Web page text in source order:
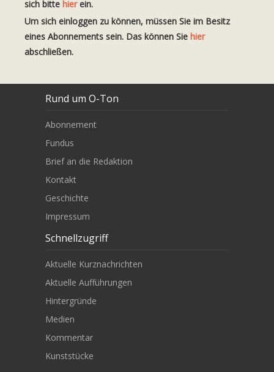
sich bitte hierein.
Um sich einloggen zu können, müssen Sie im Besitz
eines Abonnements sein. Das können Sie hier
abschließen.
Rund um O-Ton
Abonnement
Fundus
Brief an die Redaktion
Kontakt
Geschichte
Impressum
Schnellzugriff
Aktuelle Kurznachrichten
Aktuelle Aufführungen
Hintergründe
Medien
Kommentar
Kunststücke